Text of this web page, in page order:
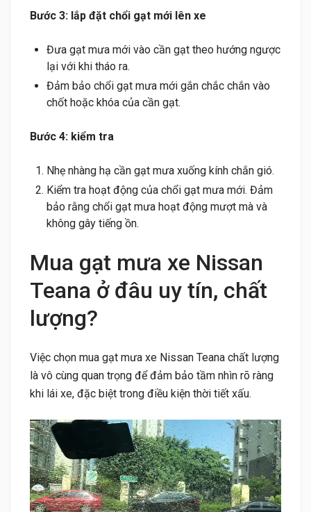
Bước 3: lắp đặt chổi gạt mới lên xe
Đưa gạt mưa mới vào cần gạt theo hướng ngược
lại với khi tháo ra.
Đảm bảo chổi gạt mưa mới gắn chắc chắn vào
chốt hoặc khóa của cần gạt.
Bước 4: kiểm tra
Nhẹ nhàng hạ cần gạt mưa xuống kính chắn gió.
Kiểm tra hoạt động của chổi gạt mưa mới. Đảm
bảo rằng chổi gạt mưa hoạt động mượt mà và
không gây tiếng ồn.
Mua gạt mưa xe Nissan
Teana ở đâu uy tín, chất
lượng?
Việc chọn mua gạt mưa xe Nissan Teana chất lượng
là vô cùng quan trọng để đảm bảo tầm nhìn rõ ràng
khi lái xe, đặc biệt trong điều kiện thời tiết xấu.